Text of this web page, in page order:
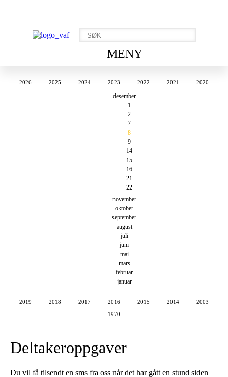
MENY
2026 2025 2024 2023 2022 2021 2020
desember
1
2
7
8
9
14
15
16
21
22
november
oktober
september
august
juli
juni
mai
mars
februar
januar
2019 2018 2017 2016 2015 2014
2003
1970
Deltakeroppgaver
Du vil få tilsendt en sms fra oss når det har gått en stund siden